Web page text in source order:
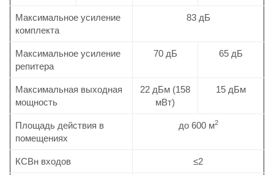
Максимальное усиление
комплекта
83 дБ
Максимальное усиление
репитера
70 дБ 65 дБ
Максимальная выходная
мощность
22 дБм (158
мВт)
15 дБм
Площадь действия в
помещениях
до 600 м2
КСВн входов ≤2